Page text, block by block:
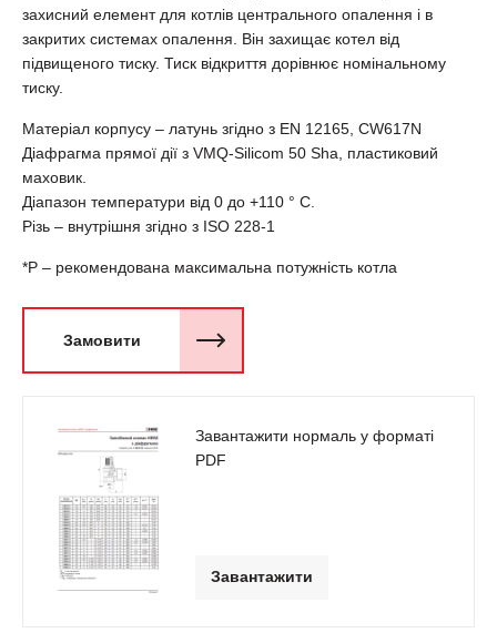
захисний елемент для котлів центрального опалення і в
закритих системах опалення. Він захищає котел від
підвищеного тиску. Тиск відкриття дорівнює номінальному
тиску.
Матеріал корпусу – латунь згідно з EN 12165, CW617N
Діафрагма прямої дії з VMQ-Silicom 50 Sha, пластиковий
маховик.
Діапазон температури від 0 до +110 ° C.
Різь – внутрішня згідно з ISO 228-1
*Р – рекомендована максимальна потужність котла
Замовити
Завантажити нормаль у форматі
PDF
Завантажити